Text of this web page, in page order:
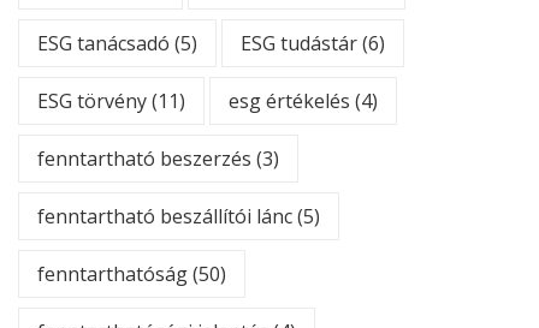
ESG tanácsadó (5) ESG tudástár(6)
ESG törvény(11) esg értékelés (4)
fenntartható beszerzés (3)
fenntartható beszállítói lánc(5)
fenntarthatóság(50)